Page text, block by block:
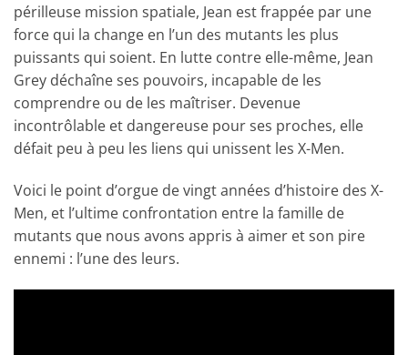
périlleuse mission spatiale, Jean est frappée par une
force qui la change en l’un des mutants les plus
puissants qui soient. En lutte contre elle-même, Jean
Grey déchaîne ses pouvoirs, incapable de les
comprendre ou de les maîtriser. Devenue
incontrôlable et dangereuse pour ses proches, elle
défait peu à peu les liens qui unissent les X-Men.
Voici le point d’orgue de vingt années d’histoire des X-
Men, et l’ultime confrontation entre la famille de
mutants que nous avons appris à aimer et son pire
ennemi : l’une des leurs.